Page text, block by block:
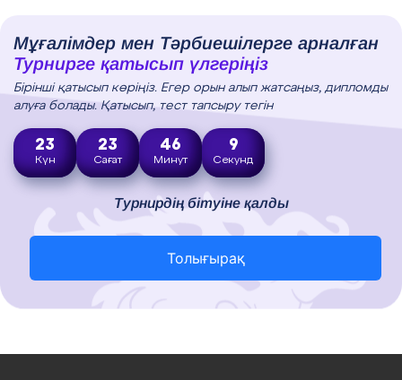
Мұғалімдер мен Тәрбиешілерге арналған
Турнирге қатысып үлгеріңіз
Бірінші қатысып көріңіз. Егер орын алып жатсаңыз, дипломды
алуға болады. Қатысып, тест тапсыру тегін
23
Күн
23
Сағат
46
Минут
8
Секунд
Турнирдің бітуіне қалды
Толығырақ